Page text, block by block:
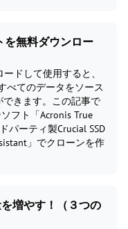
を無料ダウンロー
ドして使用すると、
べてのデータをソース
できます。この記事で
フト「Acronis True
パーティ製Crucial SSD
」でクローンを作
増やす！（３つの